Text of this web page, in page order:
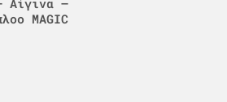
Αίγινα –
MAGIC